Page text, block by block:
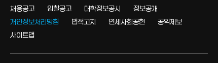
채용공고 입찰공고 대학정보공시
정보공개
개인정보처리방침
법적고지 연세사회공헌
공익제보
사이트맵